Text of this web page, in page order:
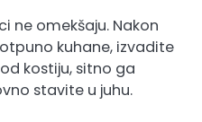
ne omekšaju. Nakon
kuhane, izvadite
kostiju, sitno ga
stavite u juhu.